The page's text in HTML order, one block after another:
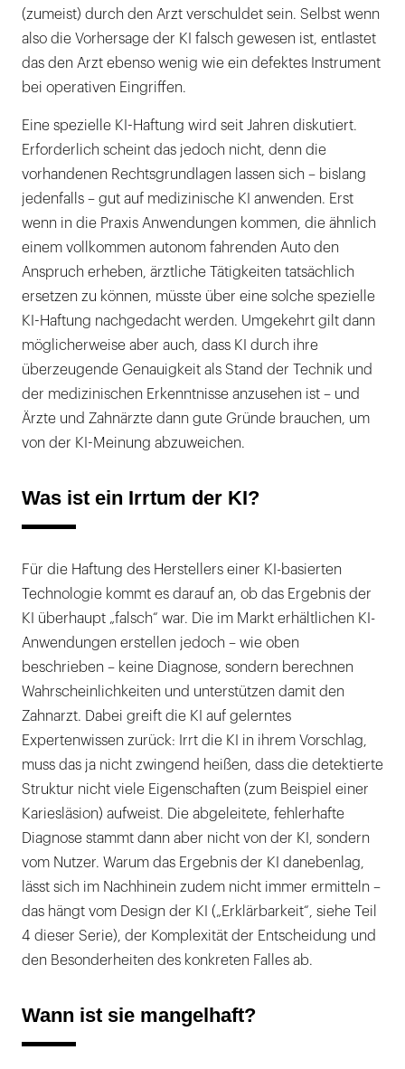
(zumeist) durch den Arzt verschuldet sein. Selbst wenn
also die Vorhersage der KI falsch gewesen ist, entlastet
das den Arzt ebenso wenig wie ein defektes Instrument
bei operativen Eingriffen.
Eine spezielle KI-Haftung wird seit Jahren diskutiert.
Erforderlich scheint das jedoch nicht, denn die
vorhandenen Rechtsgrundlagen lassen sich – bislang
jedenfalls – gut auf medizinische KI anwenden. Erst
wenn in die Praxis Anwendungen kommen, die ähnlich
einem vollkommen autonom fahrenden Auto den
Anspruch erheben, ärztliche Tätigkeiten tatsächlich
ersetzen zu können, müsste über eine solche spezielle
KI-Haftung nachgedacht werden. Umgekehrt gilt dann
möglicherweise aber auch, dass KI durch ihre
überzeugende Genauigkeit als Stand der Technik und
der medizinischen Erkenntnisse anzusehen ist – und
Ärzte und Zahnärzte dann gute Gründe brauchen, um
von der KI-Meinung abzuweichen.
Was ist ein Irrtum der KI?
Für die Haftung des Herstellers einer KI-basierten
Technologie kommt es darauf an, ob das Ergebnis der
KI überhaupt „falsch“ war. Die im Markt erhältlichen KI-
Anwendungen erstellen jedoch – wie oben
beschrieben – keine Diagnose, sondern berechnen
Wahrscheinlichkeiten und unterstützen damit den
Zahnarzt. Dabei greift die KI auf gelerntes
Expertenwissen zurück: Irrt die KI in ihrem Vorschlag,
muss das ja nicht zwingend heißen, dass die detektierte
Struktur nicht viele Eigenschaften (zum Beispiel einer
Kariesläsion) aufweist. Die abgeleitete, fehlerhafte
Diagnose stammt dann aber nicht von der KI, sondern
vom Nutzer. Warum das Ergebnis der KI danebenlag,
lässt sich im Nachhinein zudem nicht immer ermitteln –
das hängt vom Design der KI („Erklärbarkeit“, siehe Teil
4 dieser Serie), der Komplexität der Entscheidung und
den Besonderheiten des konkreten Falles ab.
Wann ist sie mangelhaft?